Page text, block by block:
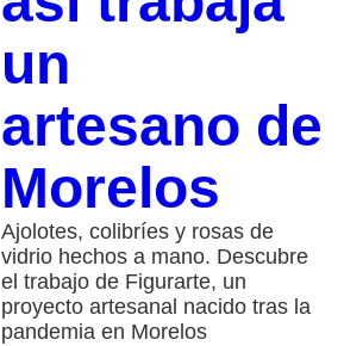
un
artesano de
Morelos
Ajolotes, colibríes y rosas de
vidrio hechos a mano. Descubre
el trabajo de Figurarte, un
proyecto artesanal nacido tras la
pandemia en Morelos